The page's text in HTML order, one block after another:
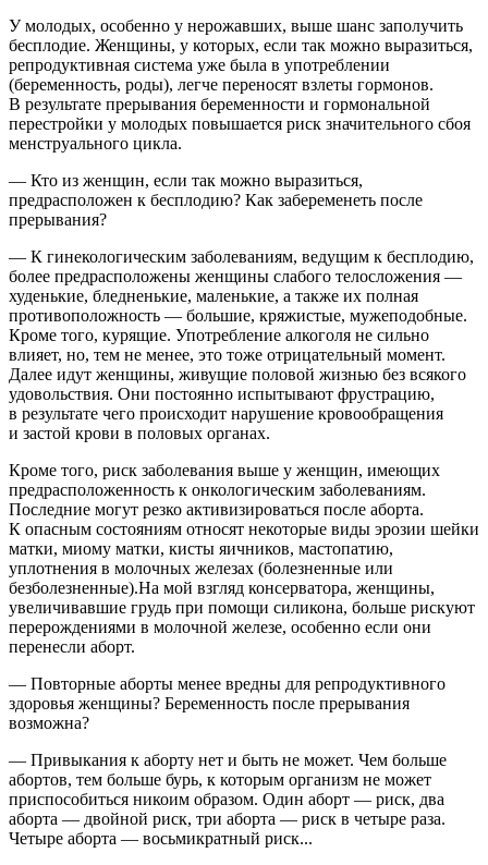
У молодых, особенно у нерожавших, выше шанс заполучить
бесплодие. Женщины, у которых, если так можно выразиться,
репродуктивная система уже была в употреблении
(беременность, роды), легче переносят взлеты гормонов.
В результате прерывания беременности и гормональной
перестройки у молодых повышается риск значительного сбоя
менструального цикла.
— Кто из женщин, если так можно выразиться,
предрасположен к бесплодию? Как забеременеть после
прерывания?
— К гинекологическим заболеваниям, ведущим к бесплодию,
более предрасположены женщины слабого телосложения —
худенькие, бледненькие, маленькие, а также их полная
противоположность — большие, кряжистые, мужеподобные.
Кроме того, курящие. Употребление алкоголя не сильно
влияет, но, тем не менее, это тоже отрицательный момент.
Далее идут женщины, живущие половой жизнью без всякого
удовольствия. Они постоянно испытывают фрустрацию,
в результате чего происходит нарушение кровообращения
и застой крови в половых органах.
Кроме того, риск заболевания выше у женщин, имеющих
предрасположенность к онкологическим заболеваниям.
Последние могут резко активизироваться после аборта.
К опасным состояниям относят некоторые виды эрозии шейки
матки, миому матки, кисты яичников, мастопатию,
уплотнения в молочных железах (болезненные или
безболезненные).На мой взгляд консерватора, женщины,
увеличивавшие грудь при помощи силикона, больше рискуют
перерождениями в молочной железе, особенно если они
перенесли аборт.
— Повторные аборты менее вредны для репродуктивного
здоровья женщины? Беременность после прерывания
возможна?
— Привыкания к аборту нет и быть не может. Чем больше
абортов, тем больше бурь, к которым организм не может
приспособиться никоим образом. Один аборт — риск, два
аборта — двойной риск, три аборта — риск в четыре раза.
Четыре аборта — восьмикратный риск...